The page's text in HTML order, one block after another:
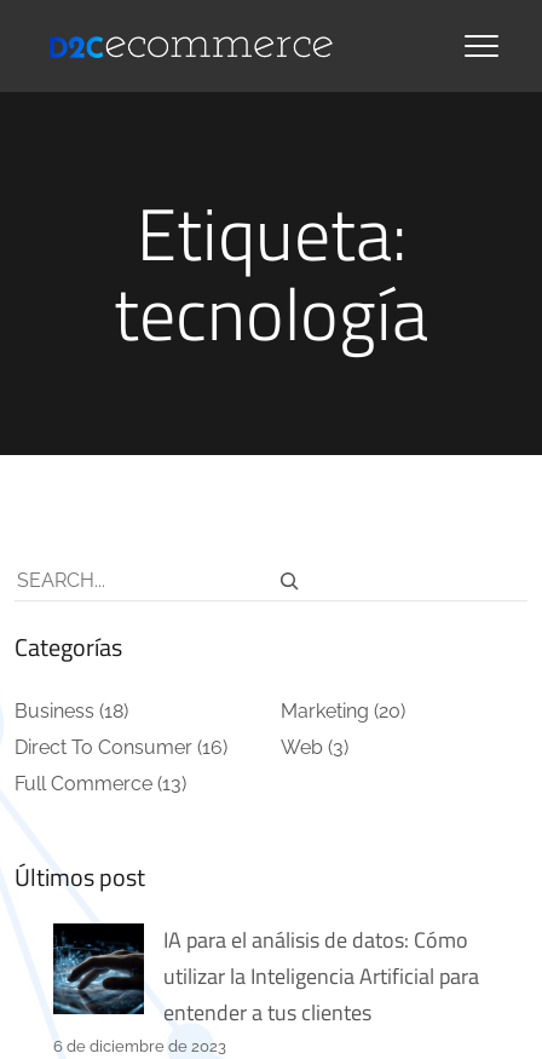
Etiqueta:
tecnología
Buscar
Categorías
Business (18)
Direct To Consumer (16)
Full Commerce (13)
Marketing (20)
Web (3)
Últimos post
IA para el análisis de datos: Cómo
utilizar la Inteligencia Artificial para
entender a tus clientes
6 de diciembre de 2023